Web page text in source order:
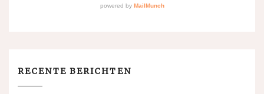
RECENTE BERICHTEN